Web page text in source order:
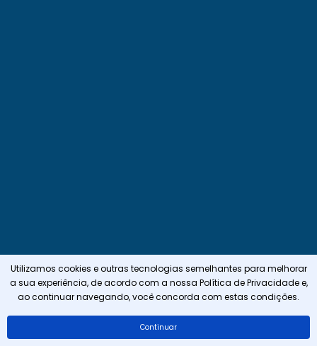
Utilizamos cookies e outras tecnologias semelhantes para melhorar
a sua experiência, de acordo com a nossa Política de Privacidadee,
ao continuar navegando, você concorda com estas condições.
Continuar